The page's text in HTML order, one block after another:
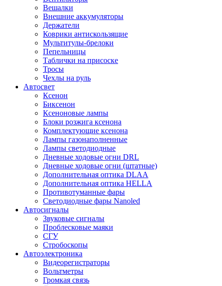
Вешалки
Внешние аккумуляторы
Держатели
Коврики антискользящие
Мультитулы-брелоки
Пепельницы
Таблички на присоске
Тросы
Чехлы на руль
Автосвет
Ксенон
Биксенон
Ксеноновые лампы
Блоки розжига ксенона
Комплектующие ксенона
Лампы газонаполненные
Лампы светодиодные
Дневные ходовые огни DRL
Дневные ходовые огни (штатные)
Дополнительная оптика DLAA
Дополнительная оптика HELLA
Противотуманные фары
Светодиодные фары Nanoled
Автосигналы
Звуковые сигналы
Проблесковые маяки
СГУ
Стробоскопы
Автоэлектроника
Видеорегистраторы
Вольтметры
Громкая связь